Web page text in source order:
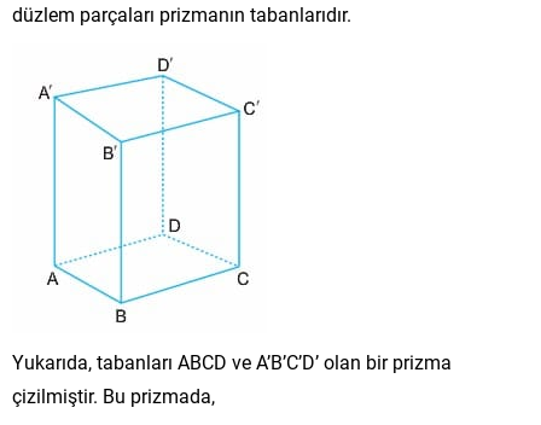
düzlem parçaları prizmanın tabanlarıdır.
Yukarıda, tabanları ABCD ve A’B’C’D’ olan bir prizma
çizilmiştir. Bu prizmada,